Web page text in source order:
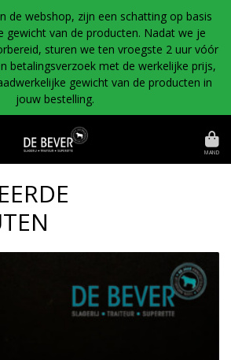
de webshop, zijn een schatting op basis
gewicht van de producten. Nadat we je
sturen we ten vroegste 2 uur vóór
betalingsverzoek met de werkelijke prijs,
gewicht van de producten in
jouw bestelling.
MAND